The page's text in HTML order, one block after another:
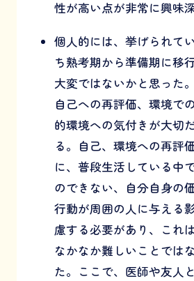
性が高い点が非常に興味
個人的には、挙げられて
ち熟考期から準備期に移
大変ではないかと思った
自己への再評価、環境で
的環境への気付きが大切
る。自己、環境への再評
に、普段生活している中
のできない、自分自身の
行動が周囲の人に与える
慮する必要があり、これ
なかなか難しいことでは
た。ここで、医師や友人